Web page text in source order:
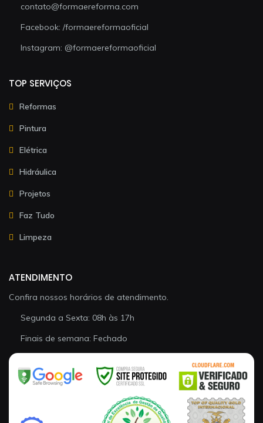
contato@formaereforma.com
Facebook: /formaereformaoficial
Instagram: @formaereformaoficial
TOP SERVIÇOS
Reformas
Pintura
Elétrica
Hidráulica
Projetos
Faz Tudo
Limpeza
ATENDIMENTO
Confira nossos horários de atendimento.
Segunda a Sexta: 08h às 17h
Finais de semana: Fechado